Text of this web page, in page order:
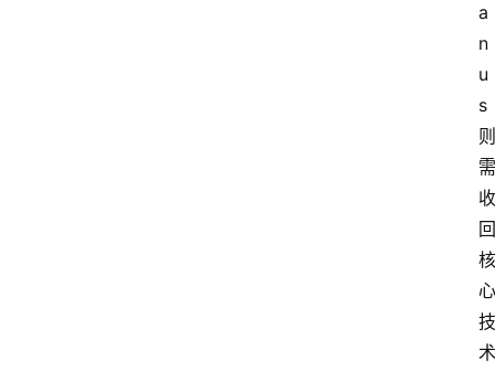
a
n
u
s
则
需
收
回
核
心
技
术